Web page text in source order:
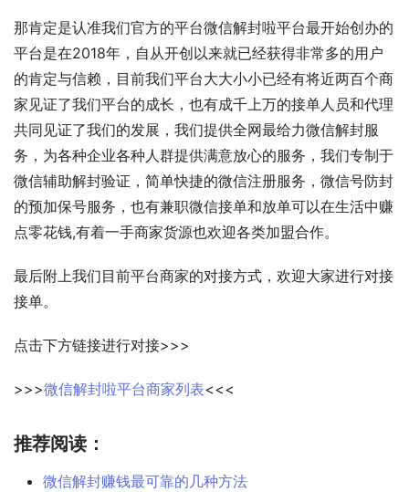
那肯定是认准我们官方的平台微信解封啦平台最开始创办的
平台是在2018年，自从开创以来就已经获得非常多的用户
的肯定与信赖，目前我们平台大大小小已经有将近两百个商
家见证了我们平台的成长，也有成千上万的接单人员和代理
共同见证了我们的发展，我们提供全网最给力微信解封服
务，为各种企业各种人群提供满意放心的服务，我们专制于
微信辅助解封验证，简单快捷的微信注册服务，微信号防封
的预加保号服务，也有兼职微信接单和放单可以在生活中赚
点零花钱,有着一手商家货源也欢迎各类加盟合作。
最后附上我们目前平台商家的对接方式，欢迎大家进行对接
接单。
点击下方链接进行对接>>>
>>>微信解封啦平台商家列表<<<
推荐阅读：
微信解封赚钱最可靠的几种方法